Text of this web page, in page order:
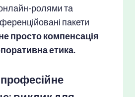
ролями та
пакети
просто компенсація
етика.
професійне